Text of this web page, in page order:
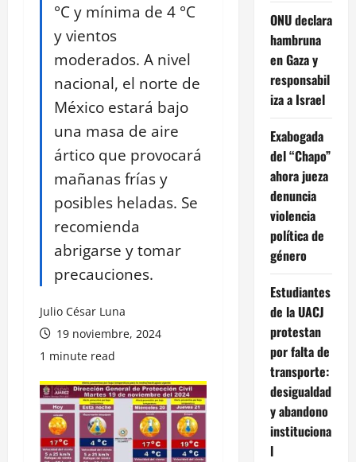
°C y mínima de 4 °C
y vientos
moderados. A nivel
nacional, el norte de
México estará bajo
una masa de aire
ártico que provocará
mañanas frías y
posibles heladas. Se
recomienda
abrigarse y tomar
precauciones.
Julio César Luna
19 noviembre, 2024
1 minute read
ONU declara
hambruna
en Gaza y
responsabil
iza a Israel
Exabogada
del “Chapo”
ahora jueza
denuncia
violencia
política de
género
Estudiantes
de la UACJ
protestan
por falta de
transporte:
desigualdad
y abandono
instituciona
l